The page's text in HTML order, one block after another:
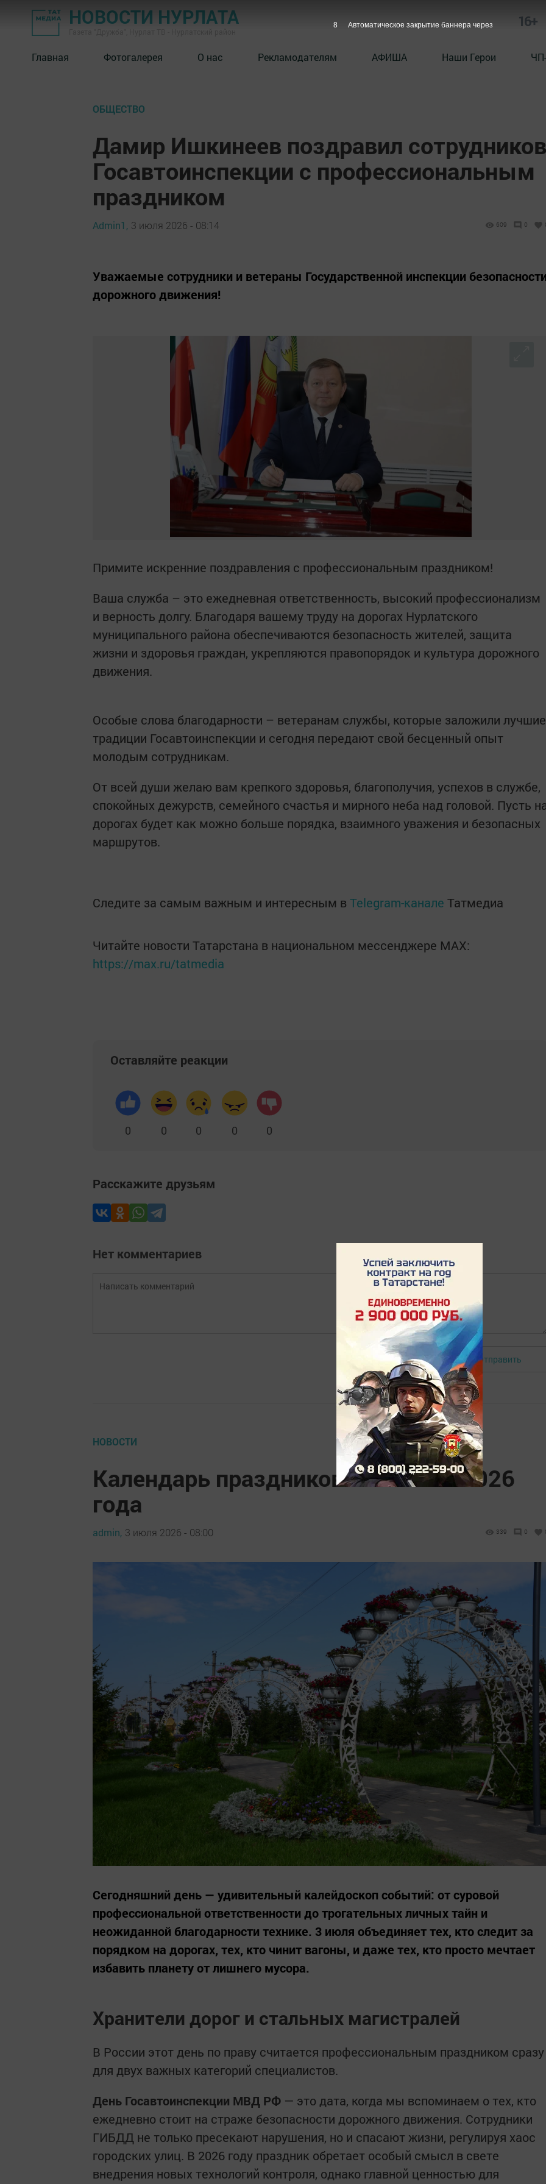
НОВОСТИ НУРЛАТА 16+
Главная Фотогалерея О нас Рекламодателям АФИША Наши Герои
ОБЩЕСТВО
Дамир Ишкинеев поздравил сотрудников
Госавтоинспекции с профессиональным
праздником
Admin1, 3 июля 2026 - 08:14 609 0
Уважаемые сотрудники и ветераны Государственной инспекции
дорожного движения!
Примите искренние поздравления с профессиональным праздником!
Ваша служба – это ежедневная ответственность, высокий профессионализм
и верность долгу. Благодаря вашему труду на дорогах Нурлатского
муниципального района обеспечиваются безопасность жителей, защита
жизни и здоровья граждан, укрепляются правопорядок и культура дорожного
движения.
Особые слова благодарности – ветеранам службы, которые заложили лучшие
традиции Госавтоинспекции и сегодня передают свой бесценный опыт
молодым сотрудникам.
От всей души желаю вам крепкого здоровья, благополучия, успехов в службе,
спокойных дежурств, семейного счастья и мирного неба над головой. Пусть
дорогах будет как можно больше порядка, взаимного уважения и безопасных
маршрутов.
Следите за самым важным и интересным в Telegram-канале Татмедиа
Читайте новости Татарстана в национальном мессенджере MАХ:
https://max.ru/tatmedia
Оставляйте реакции
0 0 0 0 0
Расскажите друзьям
Нет комментариев
Авторизоваться Отправить
НОВОСТИ
Календарь праздников на 3 июля 2026
года
admin, 3 июля 2026 - 08:00 339 0
Сегодняшний день — удивительный калейдоскоп событий: от суровой
профессиональной ответственности до трогательных личных тайн и
неожиданной благодарности технике. 3 июля объединяет тех, кто следит за
порядком на дорогах, тех, кто чинит вагоны, и даже тех, кто просто мечтает
избавить планету от лишнего мусора.
Хранители дорог и стальных магистралей
В России этот день по праву считается профессиональным праздником сразу
для двух важных категорий специалистов.
День Госавтоинспекции МВД РФ — это дата, когда мы вспоминаем о тех, кто
ежедневно стоит на страже безопасности дорожного движения. Сотрудники
ГИБДД не только пресекают нарушения, но и спасают жизни, регулируя хаос
городских улиц. В 2026 году праздник обретает особый смысл в свете
внедрения новых технологий контроля, однако главной ценностью для
6 Автоматическое закрытие баннера через